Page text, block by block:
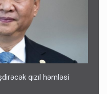
qızıl həmləsi